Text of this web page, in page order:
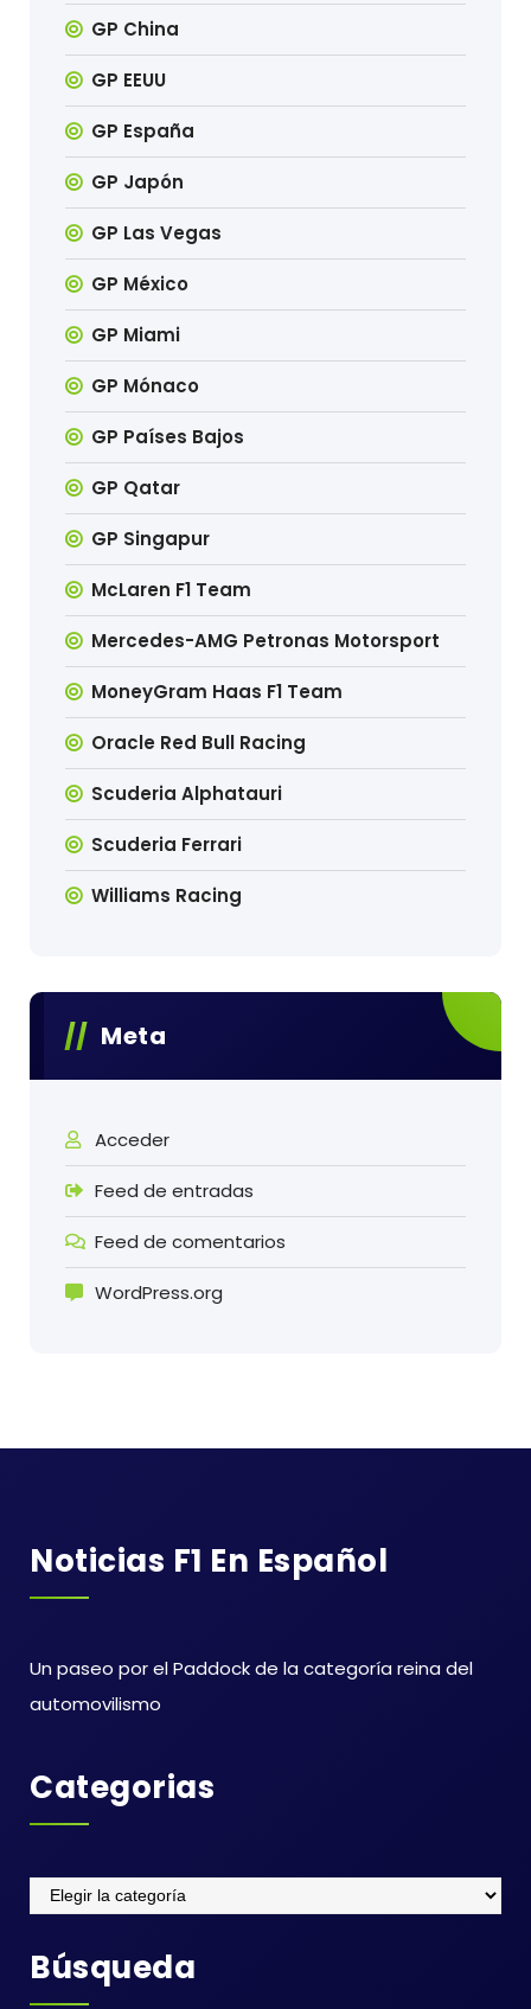
GP China
GP EEUU
GP España
GP Japón
GP Las Vegas
GP México
GP Miami
GP Mónaco
GP Países Bajos
GP Qatar
GP Singapur
McLaren F1 Team
Mercedes-AMG Petronas Motorsport
MoneyGram Haas F1 Team
Oracle Red Bull Racing
Scuderia Alphatauri
Scuderia Ferrari
Williams Racing
Meta
Acceder
Feed de entradas
Feed de comentarios
WordPress.org
Noticias F1 En Español
Un paseo por el Paddock de la categoría reina del
automovilismo
Categorias
Categorias
Búsqueda